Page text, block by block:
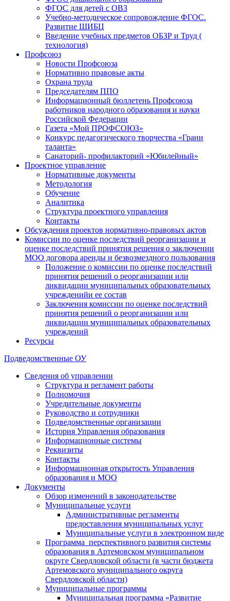
ФГОС для детей с ОВЗ
Учебно-методическое сопровождение ФГОС.
Развитие ШИБЦ
Введение учебных предметов ОБЗР и Труд (
технология)
Профсоюз
Новости Профсоюза
Нормативно правовые акты
Охрана труда
Председателям ППО
Информационный бюллетень Профсоюза
работников народного образования и науки
Российской Федерации
Газета «Мой ПРОФСОЮЗ»
Конкурс педагогического творчества «Грани
таланта»
Санаторий- профилакторий «Юбилейный»
Проектное управление
Нормативные документы
Методология
Обучение
Аналитика
Структура проектного управления
Контакты
Обсуждения проектов нормативно-правовых актов
Комиссии по оценке последствий реорганизации и
оценке последствий принятия решения о заключении
МОО договора аренды и безвозмездного пользования
Положение о комиссии по оценке последствий
принятия решений о реорганизации или
ликвидации муниципальных образовательных
учрежденийи ее состав
Заключения комиссии по оценке последствий
принятия решений о реорганизации или
ликвидации муниципальных образовательных
учреждений
Ресурсы
Подведомственные ОУ
Сведения об управлении
Структура и регламент работы
Полномочия
Учредительные документы
Руководство и сотрудники
Подведомственные организации
История Управления образования
Информационные системы
Реквизиты
Контакты
Информационная открытость Управления
образования и МОО
Документы
Обзор изменений в законодательстве
Муниципальные услуги
Административные регламенты
предоставления муниципальных услуг
Муниципальные услуги в электронном виде
Программа перспективного развития системы
образования в Артемовском муниципальном
округе Свердловской области (в части бюджета
Артемовского муниципального округа
Свердловской области)
Муниципальные программы
Муниципальная программа «Развитие